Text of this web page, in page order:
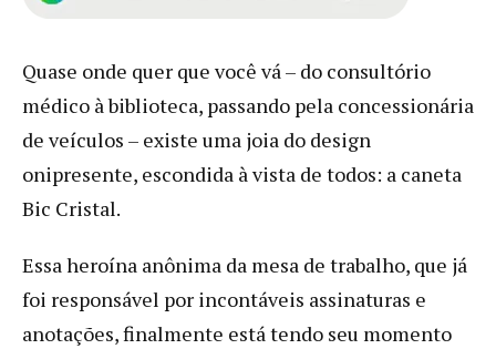
Quase onde quer que você vá – do consultório
médico à biblioteca, passando pela concessionária
de veículos – existe uma joia do design
onipresente, escondida à vista de todos: a caneta
Bic Cristal.
Essa heroína anônima da mesa de trabalho, que já
foi responsável por incontáveis assinaturas e
anotações, finalmente está tendo seu momento